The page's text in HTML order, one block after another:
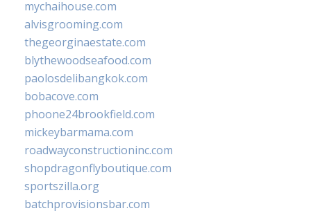
mychaihouse.com
alvisgrooming.com
thegeorginaestate.com
blythewoodseafood.com
paolosdelibangkok.com
bobacove.com
phoone24brookfield.com
mickeybarmama.com
roadwayconstructioninc.com
shopdragonflyboutique.com
sportszilla.org
batchprovisionsbar.com